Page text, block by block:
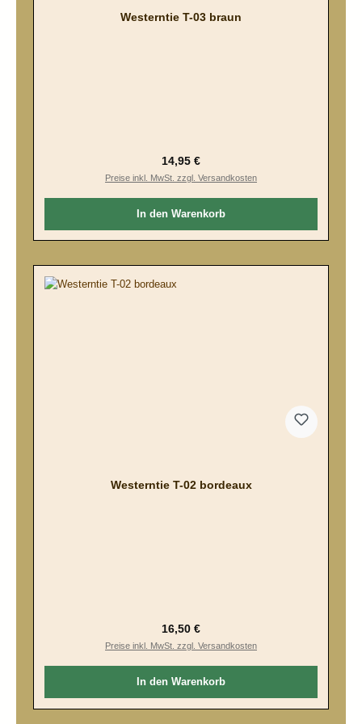
Westerntie T-03 braun
Regulärer Preis:
14,95 €
Preise inkl. MwSt. zzgl. Versandkosten
In den Warenkorb
Westerntie T-02 bordeaux
Regulärer Preis:
16,50 €
Preise inkl. MwSt. zzgl. Versandkosten
In den Warenkorb